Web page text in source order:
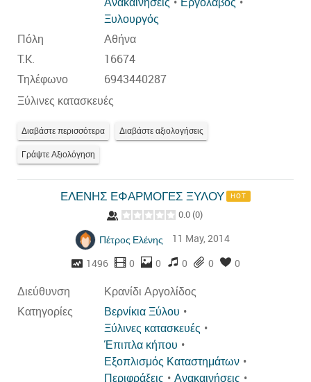
Ξυλουργός
Πόλη
Αθήνα
T.K.
16674
Τηλέφωνο
6943440287
Ξύλινες κατασκευές
Διαβάστε περισσότερα Διαβάστε αξιολογήσεις
Γράψτε Αξιολόγηση
ΕΛΕΝΗΣ ΕΦΑΡΜΟΓΕΣ ΞΥΛΟΥ HOT
0.0 (0)
Πέτρος Ελένης
11 May, 2014
1496
0 0 0 0 0
Διεύθυνση
Κρανίδι Αργολίδος
Κατηγορίες
Βερνίκια Ξύλου
Ξύλινες κατασκευές
Έπιπλα κήπου
Εξοπλισμός Καταστημάτων
Περιφράξεις
Ανακαινήσεις